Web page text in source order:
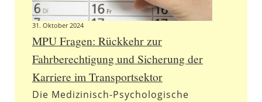
31. Oktober 2024
MPU Fragen: Rückkehr zur
Fahrberechtigung und Sicherung der
Karriere im Transportsektor
Die Medizinisch-Psychologische